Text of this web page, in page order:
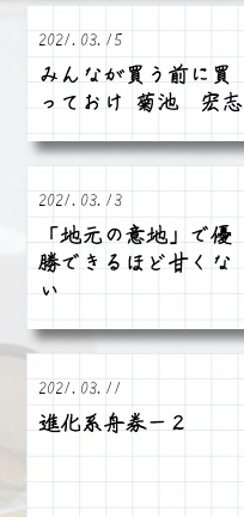
2021.03.15
みんなが買う前に買
っておけ 菊池 宏志
2021.03.13
「地元の意地」で優
勝できるほど甘くな
い
2021.03.11
進化系舟券－２